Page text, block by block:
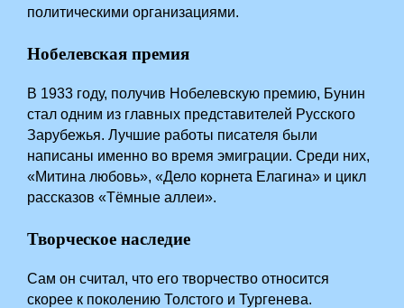
политическими организациями.
Нобелевская премия
В 1933 году, получив Нобелевскую премию, Бунин
стал одним из главных представителей Русского
Зарубежья. Лучшие работы писателя были
написаны именно во время эмиграции. Среди них,
«Митина любовь», «Дело корнета Елагина» и цикл
рассказов «Тёмные аллеи».
Творческое наследие
Сам он считал, что его творчество относится
скорее к поколению Толстого и Тургенева.